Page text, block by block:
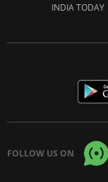
INDIA TODAY
FOLLOW US ON